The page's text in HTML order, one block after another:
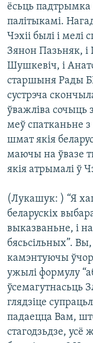
ёсьць падтрымка
палітыкамі.
Чэхіі былі і мелі
Зянон Пазьняк, і
Шушкевіч, і
старшыня Рады
сустрэча
ўважліва сочыць
меў спатканьне з
шмат якія
маючы на ўвазе
якія атрымалі ў
(Лукашук: ) “Я
беларускіх
выказваньне, і
бясьсільных”. Вы,
камэнтуючы
ужылі формулу
ўсемагутнасьць
глядзіце
падаецца Вам,
стагодзьдзе, усё